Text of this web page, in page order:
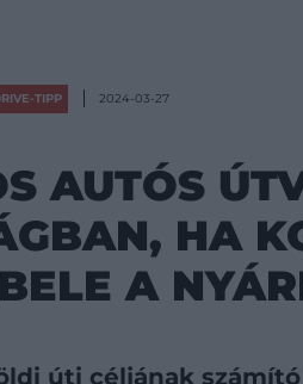
TIPP 2024-03-27
AUTÓS
HA
A
úti céljának